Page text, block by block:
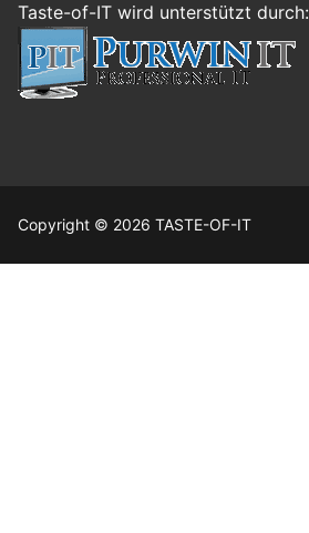
Taste-of-IT wird unterstützt durch:
Copyright © 2026 TASTE-OF-IT